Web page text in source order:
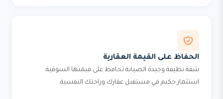
الحفاظ على القيمة العقارية
شقة نظيفة وجيدة الصيانة تحافظ على قيمتها السوقية.
استثمار حكيم في مستقبل عقارك وراحتك النفسية.